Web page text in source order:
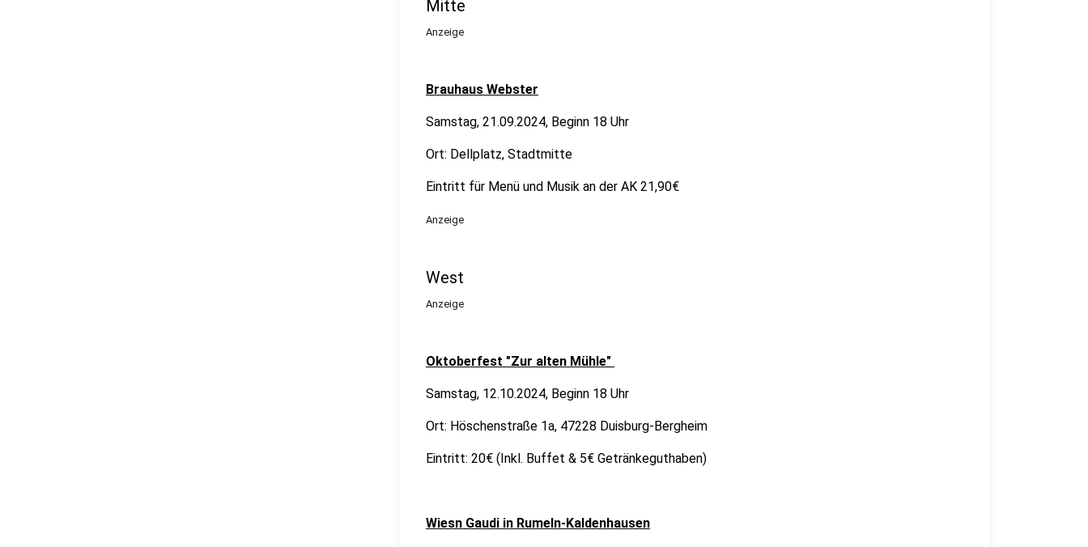
Mitte
Anzeige
Brauhaus Webster
Samstag, 21.09.2024, Beginn 18 Uhr
Ort: Dellplatz, Stadtmitte
Eintritt für Menü und Musik an der AK 21,90€
Anzeige
West
Anzeige
Oktoberfest "Zur alten Mühle"
Samstag, 12.10.2024, Beginn 18 Uhr
Ort: Höschenstraße 1a, 47228 Duisburg-Bergheim
Eintritt: 20€ (Inkl. Buffet & 5€ Getränkeguthaben)
Wiesn Gaudi in Rumeln-Kaldenhausen